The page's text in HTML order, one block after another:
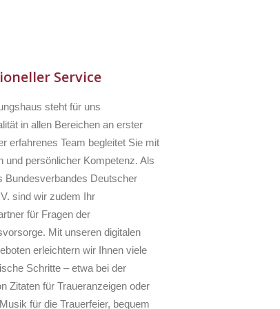
Service
steht für uns
in allen Bereichen an erster
erfahrenes Team begleitet Sie mit
und persönlicher Kompetenz. Als
Bundesverbandes Deutscher
sind wir zudem Ihr
für Fragen der
Mit unseren digitalen
erleichtern wir Ihnen viele
Schritte – etwa bei der
Zitaten für Traueranzeigen oder
für die Trauerfeier, bequem